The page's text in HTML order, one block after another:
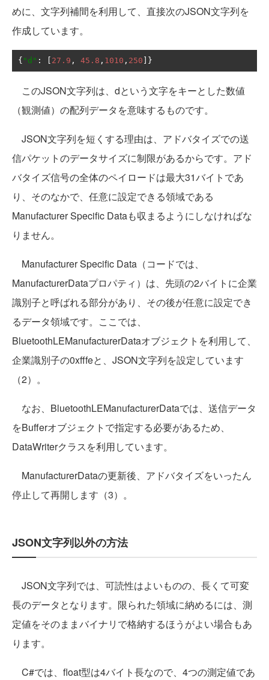
めに、文字列補間を利用して、直接次のJSON文字列を
作成しています。
{ "d" : 27.9 , 45.8 , 1010 , 250 ]}
このJSON文字列は、dという文字をキーとした数値
（観測値）の配列データを意味するものです。
JSON文字列を短くする理由は、アドバタイズでの送
信パケットのデータサイズに制限があるからです。アド
バタイズ信号の全体のペイロードは最大31バイトであ
り、そのなかで、任意に設定できる領域である
Manufacturer Specific Dataも収まるようにしなければな
りません。
Manufacturer Specific Data（コードでは、
ManufacturerDataプロパティ）は、先頭の2バイトに企業
識別子と呼ばれる部分があり、その後が任意に設定でき
るデータ領域です。ここでは、
BluetoothLEManufacturerDataオブジェクトを利用して、
企業識別子の0xfffeと、JSON文字列を設定しています
（2）。
なお、BluetoothLEManufacturerDataでは、送信データ
をBufferオブジェクトで指定する必要があるため、
DataWriterクラスを利用しています。
ManufacturerDataの更新後、アドバタイズをいったん
停止して再開します（3）。
JSON文字列以外の方法
JSON文字列では、可読性はよいものの、長くて可変
長のデータとなります。限られた領域に納めるには、測
定値をそのままバイナリで格納するほうがよい場合もあ
ります。
C#では、float型は4バイト長なので、4つの測定値であ